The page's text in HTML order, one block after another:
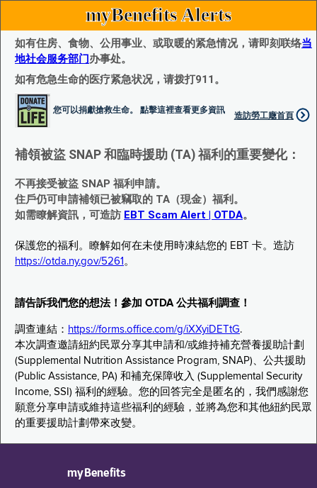
myBenefits Alerts
如有住房、食物、公用事业、或取暖的紧急情况，请即刻联络当
地社会服务部门办事处。
如有危急生命的医疗紧急状况，请拨打911。
您可以捐獻搶救生命。 點擊這裡查看更多資訊
造訪勞工廰首頁
補領被盜 SNAP 和臨時援助 (TA) 福利的重要變化：
不再接受被盜 SNAP 福利申請。
住戶仍可申請補領已被竊取的 TA（現金）福利。
如需瞭解資訊，可造訪 EBT Scam Alert | OTDA。
保護您的福利。瞭解如何在未使用時凍結您的 EBT 卡。造訪
https://otda.ny.gov/5261 。
請告訴我們您的想法！參加 OTDA 公共福利調查！
調查連結： https://forms.office.com/g/iXXyiDETtG.
本次調查邀請紐約民眾分享其申請和/或維持補充營養援助計劃
(Supplemental Nutrition Assistance Program, SNAP)、公共援助
(Public Assistance, PA) 和補充保障收入 (Supplemental Security
Income, SSI) 福利的經驗。您的回答完全是匿名的，我們感謝您
願意分享申請或維持這些福利的經驗，並將為您和其他紐約民眾
的重要援助計劃帶來改變。
myBenefits